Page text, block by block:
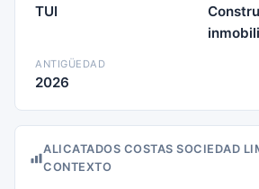
TUI
ANTIGÜEDAD
2026
ALICATADOS COSTAS SOCIEDAD
CONTEXTO